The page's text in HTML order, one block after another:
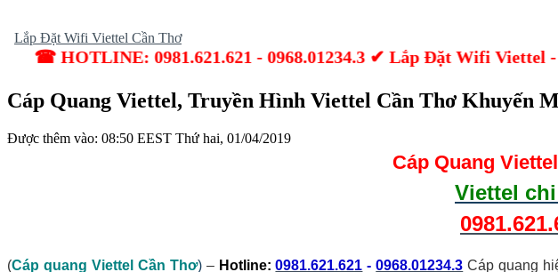
Lắp Đặt Wifi Viettel Cần Thơ
☎ HOTLINE: 0981.621.621 - 0968.01234.3 ✔ Lắp Đặt Wifi Viettel
Cáp Quang Viettel, Truyền Hình Viettel Cần Thơ Khuyến
Được thêm vào: 08:50 EEST Thứ hai, 01/04/2019
Cáp Quang
Viettel
(Cáp quang Viettel Cần Thơ)– Hotline:0981.621.621 -0968.01234.3 Cáp quang